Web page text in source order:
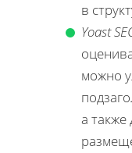
в
Yoast
можно
а также